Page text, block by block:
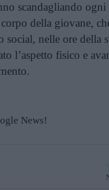
scandagliando ogni
della giovane,
social, nelle ore della
l’aspetto fisico e
News!